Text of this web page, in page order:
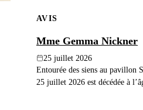
AVIS
Mme Gemma Nickner
25 juillet 2026
Entourée des siens au pavillon
25 juillet 2026 est décédée à